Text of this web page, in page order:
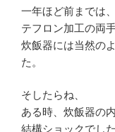
一年ほど前までは
テフロン加工の両
炊飯器には当然の
た。
そしたらね、
ある時、炊飯器の
結構ショックでした